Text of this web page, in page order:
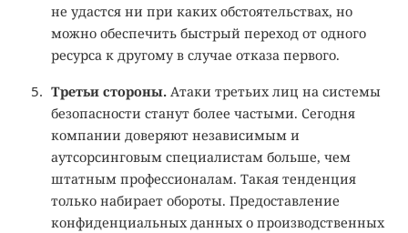
не удастся ни при каких обстоятельствах, но
можно обеспечить быстрый переход от одного
ресурса к другому в случае отказа первого.
Третьи стороны. Атаки третьих лиц на системы
безопасности станут более частыми. Сегодня
компании доверяют независимым и
аутсорсинговым специалистам больше, чем
штатным профессионалам. Такая тенденция
только набирает обороты. Предоставление
конфиденциальных данных о производственных